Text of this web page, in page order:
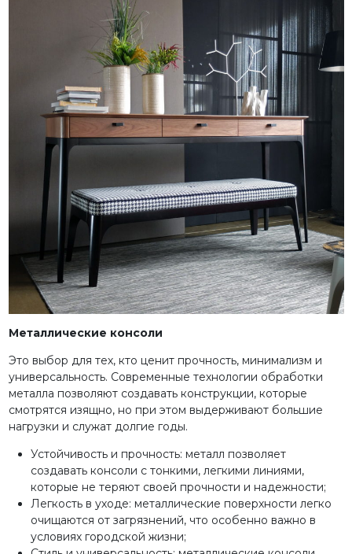
Металлические консоли
Это выбор для тех, кто ценит прочность, минимализм и
универсальность. Современные технологии обработки
металла позволяют создавать конструкции, которые
смотрятся изящно, но при этом выдерживают большие
нагрузки и служат долгие годы.
Устойчивость и прочность: металл позволяет
создавать консоли с тонкими, легкими линиями,
которые не теряют своей прочности и надежности;
Легкость в уходе: металлические поверхности легко
очищаются от загрязнений, что особенно важно в
условиях городской жизни;